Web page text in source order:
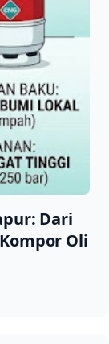
Dari
Oli